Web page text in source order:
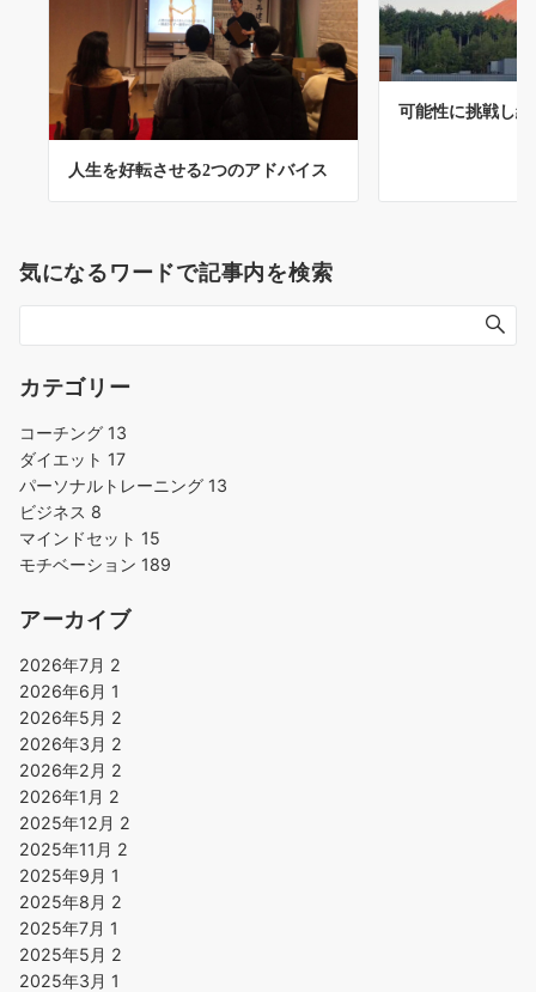
人生を好転させる2つのアドバイス
可能性に挑戦し続
気になるワードで記事内を検索
カテゴリー
コーチング 13
ダイエット 17
パーソナルトレーニング 13
ビジネス 8
マインドセット 15
モチベーション 189
アーカイブ
2026年7月 2
2026年6月 1
2026年5月 2
2026年3月 2
2026年2月 2
2026年1月 2
2025年12月 2
2025年11月 2
2025年9月 1
2025年8月 2
2025年7月 1
2025年5月 2
2025年3月 1